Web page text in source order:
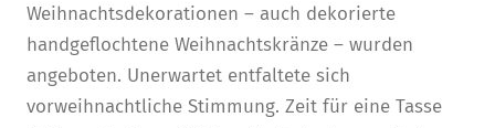
Weihnachtsdekorationen – auch dekorierte
handgeflochtene Weihnachtskränze – wurden
angeboten. Unerwartet entfaltete sich
vorweihnachtliche Stimmung. Zeit für eine Tasse